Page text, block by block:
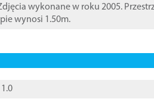
wykonane w roku 2005.
wynosi 1.50m.